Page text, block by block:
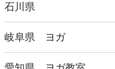
石川県
岐阜県 ヨガ